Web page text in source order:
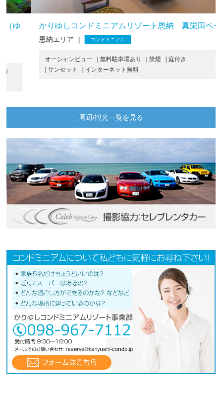
かりゆしコンドミニアムリゾート恩納 真栄田ベース
恩納エリア ｜ コンドミニアム
オーシャンビュー | 無料駐車場あり | 禁煙
| 庭付き
| サンセット
| インターネット無料
周辺/観光一覧を見る